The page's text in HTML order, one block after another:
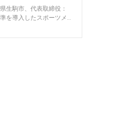
生駒市、代表取締役：
を導入したスポーツメ